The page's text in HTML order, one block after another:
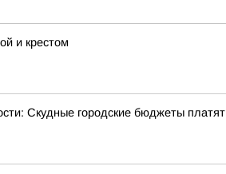
и крестом
Скудные городские бюджеты